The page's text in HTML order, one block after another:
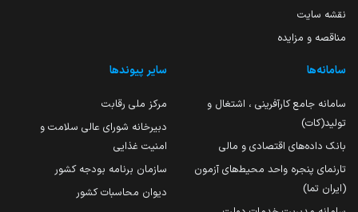
نقشه سایت
مناقصه و مزایده
سامانه‌ها
سامانه جامع کارآفرینی ، اشتغال و
تولید(کات)
بانک داده‌های اقتصادی و مالی
تارنمای پنجره واحد محیط‌های آزمون
(ایران تما)
سایر پیوندها
مرکز ملی رقابت
دبیرخانه شورای عالی سلامت و
امنیت غذایی
سازمان برنامه بودجه کشور
دیوان محاسبات کشور